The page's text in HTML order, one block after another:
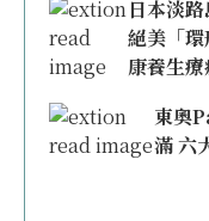
日本淡
絕美「
康養生
東奧
滿 六